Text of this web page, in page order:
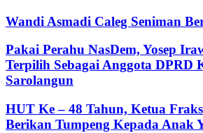
Wandi Asmadi Caleg Seniman
Pakai Perahu NasDem, Yosep
Terpilih Sebagai Anggota DPRD
Sarolangun
HUT Ke – 48 Tahun, Ketua
Berikan Tumpeng Kepada Anak